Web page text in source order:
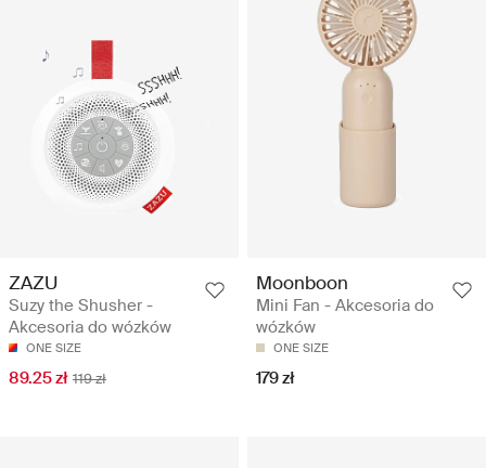
ZAZU
Suzy the Shusher -
Akcesoria do wózków
ONE SIZE
89.25 zł 119 zł
Moonboon
Mini Fan - Akcesoria do
wózków
ONE SIZE
179 zł